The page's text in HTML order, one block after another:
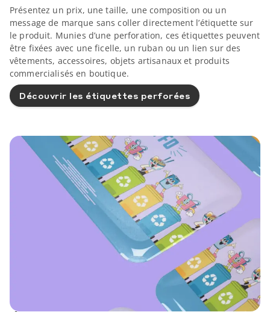
Présentez un prix, une taille, une composition ou un
message de marque sans coller directement l’étiquette sur
le produit. Munies d’une perforation, ces étiquettes peuvent
être fixées avec une ficelle, un ruban ou un lien sur des
vêtements, accessoires, objets artisanaux et produits
commercialisés en boutique.
Découvrir les étiquettes perforées